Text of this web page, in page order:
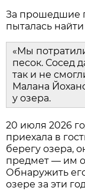
За прошедшие
пыталась
«Мы
песок. Сосед
так и не
Малана
у озера.
20 июля 2026
приехала в
берегу озера,
предмет — им
Обнаружить
озере за эти